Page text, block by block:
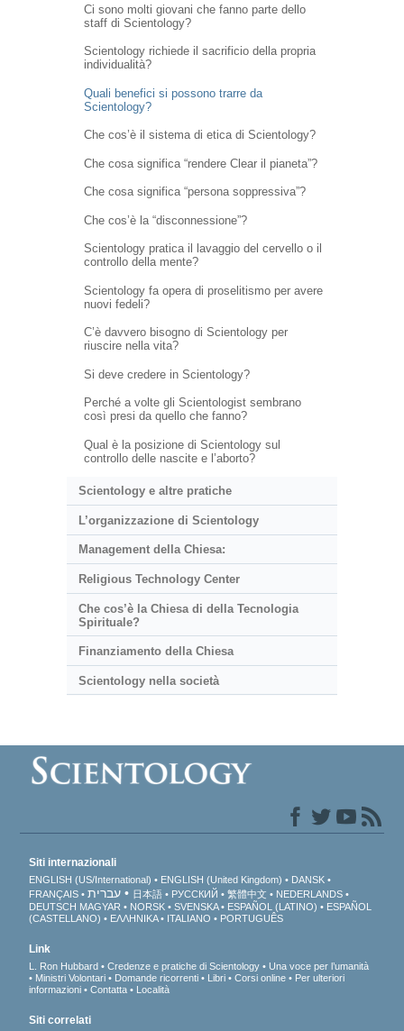
Ci sono molti giovani che fanno parte dello
staff di Scientology?
Scientology richiede il sacrificio della propria
individualità?
Quali benefici si possono trarre da
Scientology?
Che cos’è il sistema di etica di Scientology?
Che cosa significa “rendere Clear il pianeta”?
Che cosa significa “persona soppressiva”?
Che cos’è la “disconnessione”?
Scientology pratica il lavaggio del cervello o il
controllo della mente?
Scientology fa opera di proselitismo per avere
nuovi fedeli?
C’è davvero bisogno di Scientology per
riuscire nella vita?
Si deve credere in Scientology?
Perché a volte gli Scientologist sembrano
così presi da quello che fanno?
Qual è la posizione di Scientology sul
controllo delle nascite e l’aborto?
Scientology e altre pratiche
L’organizzazione di Scientology
Management della Chiesa:
Religious Technology Center
Che cos’è la Chiesa di della Tecnologia
Spirituale?
Finanziamento della Chiesa
Scientology nella società
Siti internazionali
ENGLISH (US/International) ENGLISH (United Kingdom)
DANSK
FRANÇAIS
עברית 日本語 РУССКИЙ 繁體中文
NEDERLANDS
DEUTSCH MAGYAR NORSK SVENSKA ESPAÑOL (LATINO)
ESPAÑOL
(CASTELLANO)
ΕΛΛΗΝΙΚA ITALIANO PORTUGUÊS
Link
L. Ron Hubbard Credenze e pratiche di Scientology
Una voce per l’umanità
Ministri Volontari
Domande ricorrenti Libri Corsi online
Per ulteriori
informazioni
Contatta Località
Siti correlati